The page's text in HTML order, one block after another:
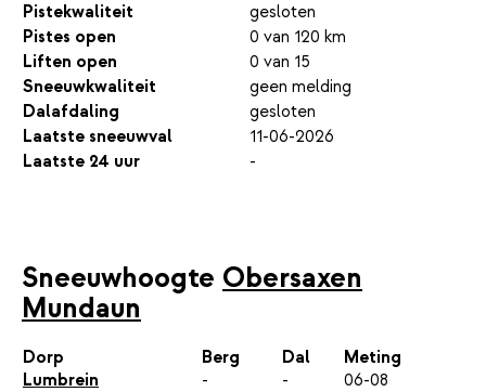
Pistekwaliteit
gesloten
Pistes open
0 van 120 km
Liften open
0 van 15
Sneeuwkwaliteit
geen melding
Dalafdaling
gesloten
Laatste sneeuwval
11-06-2026
Laatste 24 uur
-
Sneeuwhoogte Obersaxen
Mundaun
Dorp Berg Dal
Meting
Lumbrein
- -
06-08